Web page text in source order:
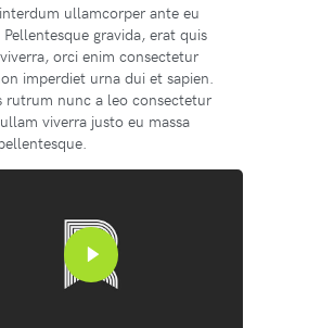
ullamcorper ante eu
gravida, erat quis
orci enim consectetur
imperdiet urna dui et sapien.
rutrum nunc a leo consectetur
viverra justo eu massa